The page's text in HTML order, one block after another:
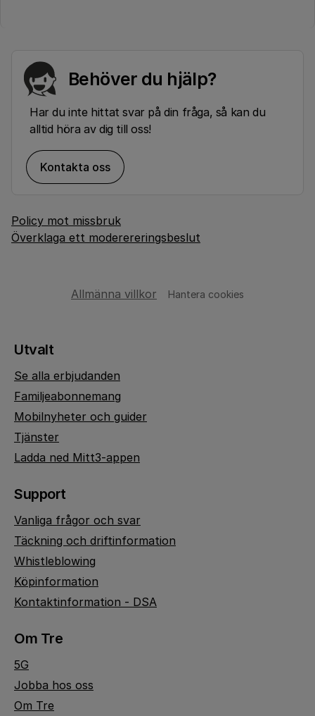
Behöver du hjälp?
Har du inte hittat svar på din fråga, så kan du
alltid höra av dig till oss!
Kontakta oss
Policy mot missbruk
Överklaga ett moderereringsbeslut
Allmänna villkor Hantera cookies
Utvalt
Se alla erbjudanden
Familjeabonnemang
Mobilnyheter och guider
Tjänster
Ladda ned Mitt3-appen
Support
Vanliga frågor och svar
Täckning och driftinformation
Whistleblowing
Köpinformation
Kontaktinformation - DSA
Om Tre
5G
Jobba hos oss
Om Tre